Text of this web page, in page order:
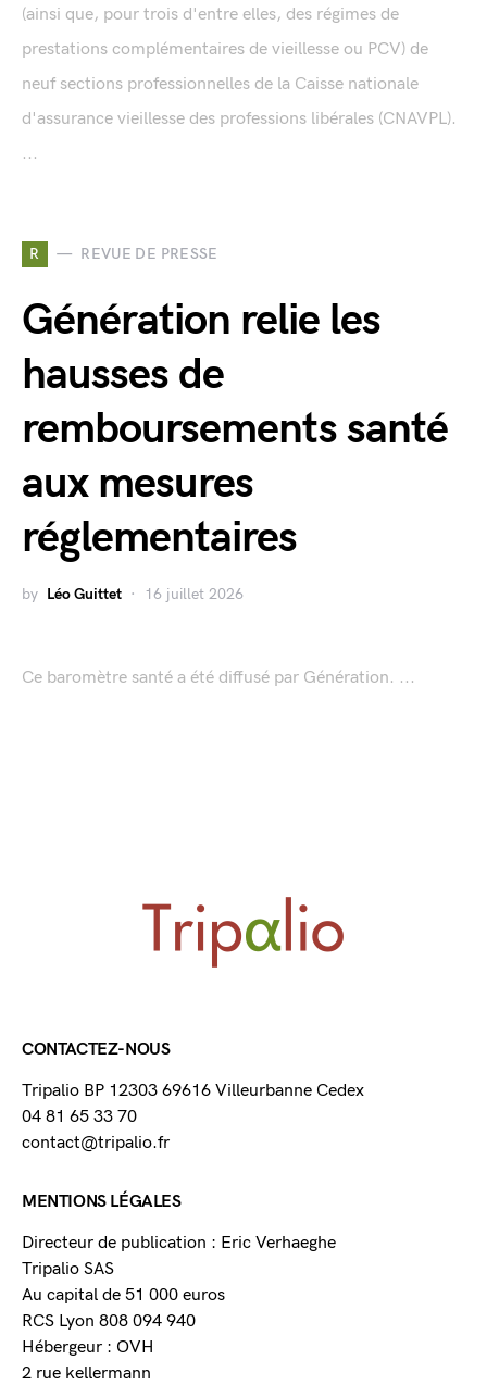
(ainsi que, pour trois d'entre elles, des régimes de
prestations complémentaires de vieillesse ou PCV) de
neuf sections professionnelles de la Caisse nationale
d'assurance vieillesse des professions libérales (CNAVPL).
...
R REVUE DE PRESSE
Génération relie les
hausses de
remboursements santé
aux mesures
réglementaires
by Léo Guittet 16 juillet 2026
Ce baromètre santé a été diffusé par Génération. ...
CONTACTEZ-NOUS
Tripalio BP 12303 69616 Villeurbanne Cedex
04 81 65 33 70
contact@tripalio.fr
MENTIONS LÉGALES
Directeur de publication : Eric Verhaeghe
Tripalio SAS
Au capital de 51 000 euros
RCS Lyon 808 094 940
Hébergeur : OVH
2 rue kellermann